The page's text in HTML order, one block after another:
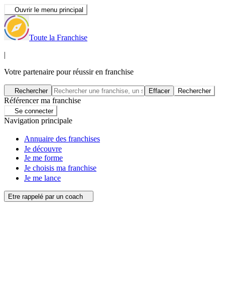
Ouvrir le menu principal
Toute la Franchise
|
Votre partenaire pour réussir en franchise
Rechercher Effacer Rechercher
Référencer ma franchise
Se connecter
Navigation principale
Annuaire des franchises
Je découvre
Je me forme
Je choisis ma franchise
Je me lance
Etre rappelé par un coach